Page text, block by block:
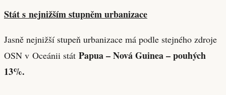
Stát s nejnižším stupněm urbanizace
Jasně nejnižší stupeň urbanizace má podle stejného zdroje
OSN v Oceánii stát Papua – Nová Guinea – pouhých
13%.